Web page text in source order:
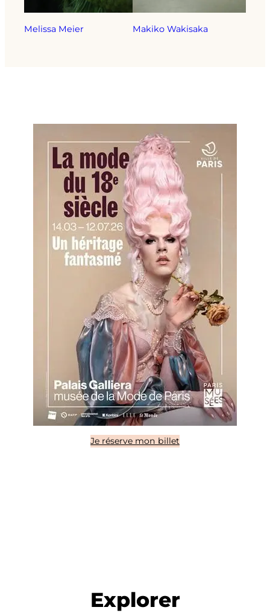
Melissa Meier Makiko Wakisaka
Je réserve mon billet
Explorer